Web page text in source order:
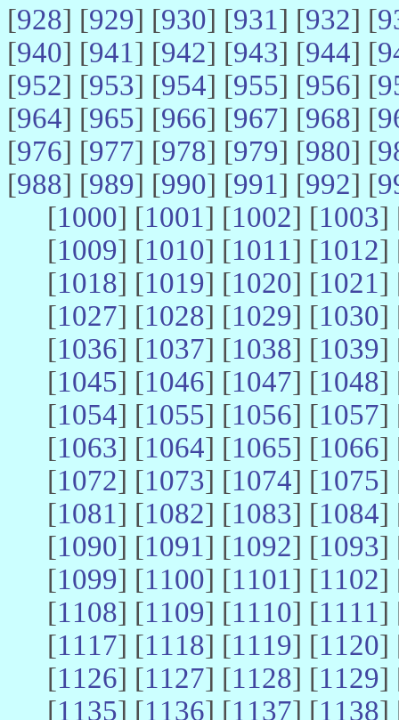
[928] [929] [930] [931] [932] [
[940] [941] [942] [943] [944] [
[952] [953] [954] [955] [956] [
[964] [965] [966] [967] [968] [
[976] [977] [978] [979] [980] [
[988] [989] [990] [991] [992] [
[1000] [1001] [1002] [1003]
[1009] [1010] [1011] [1012]
[1018] [1019] [1020] [1021]
[1027] [1028] [1029] [1030]
[1036] [1037] [1038] [1039]
[1045] [1046] [1047] [1048]
[1054] [1055] [1056] [1057]
[1063] [1064] [1065] [1066]
[1072] [1073] [1074] [1075]
[1081] [1082] [1083] [1084]
[1090] [1091] [1092] [1093]
[1099] [1100] [1101] [1102]
[1108] [1109] [1110] [1111]
[1117] [1118] [1119] [1120]
[1126] [1127] [1128] [1129]
[1135] [1136] [1137] [1138]